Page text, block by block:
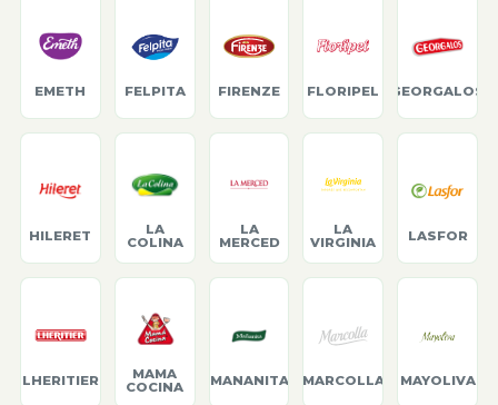
EMETH FELPITA FIRENZE FLORIPEL GEORGALOS
HILERET
LA
COLINA
LA
MERCED
LA
VIRGINIA
LASFOR
LHERITIER
MAMA
COCINA
MANANITA MARCOLLA MAYOLIVA